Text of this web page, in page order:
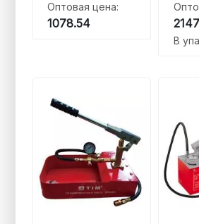
Оптовая цена:
1078.54
В